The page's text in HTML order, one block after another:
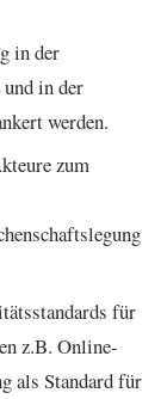
in der
in der
werden.
zum
für
z.B. Online-
als Standard für